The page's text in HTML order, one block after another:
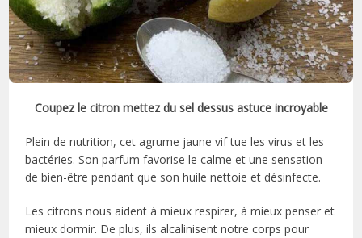
Coupez le citron mettez du sel dessus astuce incroyable
Plein de nutrition, cet agrume jaune vif tue les virus et les
bactéries. Son parfum favorise le calme et une sensation
de bien-être pendant que son huile nettoie et désinfecte.
Les citrons nous aident à mieux respirer, à mieux penser et
mieux dormir. De plus, ils alcalinisent notre corps pour